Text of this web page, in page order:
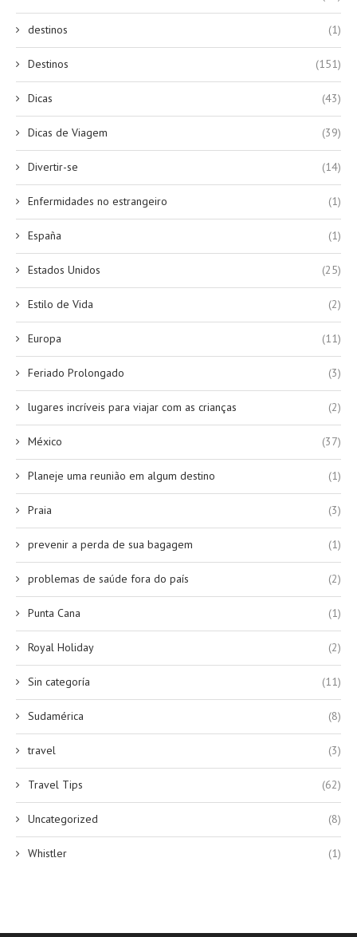
destinos (1)
Destinos (151)
Dicas (43)
Dicas de Viagem (39)
Divertir-se (14)
Enfermidades no estrangeiro (1)
España (1)
Estados Unidos (25)
Estilo de Vida (2)
Europa (11)
Feriado Prolongado (3)
lugares incríveis para viajar com as crianças (2)
México (37)
Planeje uma reunião em algum destino (1)
Praia (3)
prevenir a perda de sua bagagem (1)
problemas de saúde fora do país (2)
Punta Cana (1)
Royal Holiday (2)
Sin categoría (11)
Sudamérica (8)
travel (3)
Travel Tips (62)
Uncategorized (8)
Whistler (1)